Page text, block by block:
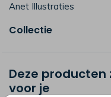
Anet Illustraties
Collectie
Deze producten
voor je